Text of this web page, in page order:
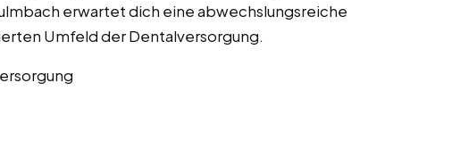
erwartet dich eine abwechslungsreiche
Umfeld der Dentalversorgung.